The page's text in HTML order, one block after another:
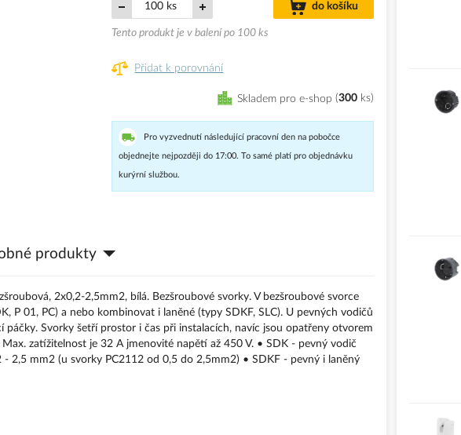
ks do košíku
Tento produkt je v balení po 100 ks
Přidat k porovnání
Skladem pro e-shop 300 ks
Pro vyzvednutí následující pracovní den na pobočce
objednejte nejpozději do 17:00. To samé platí pro objednávku
kurýrní službou.
produkty
2x0,2-2,5mm2, bílá. Bezšroubové svorky. V bezšroubové svorce
01, PC) a nebo kombinovat i laněné (typy SDKF, SLC). U pevných vodičů
Svorky šetří prostor i čas při instalacích, navíc jsou opatřeny otvorem
zatížitelnost je 32 A jmenovité napětí až 450 V. • SDK - pevný vodič
2,5 mm2 (u svorky PC2112 od 0,5 do 2,5mm2) • SDKF - pevný i laněný